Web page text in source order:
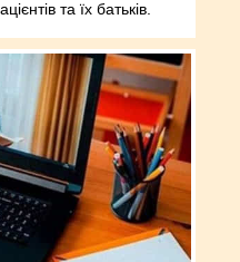
та їх батьків.